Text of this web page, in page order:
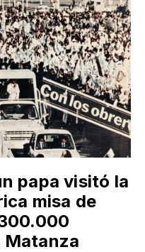
papa visitó la
misa de
Matanza